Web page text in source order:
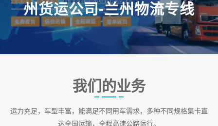
州货运公司-兰州物流专线
我们的业务
运力充足，车型丰富，能满足不同用车需求，多种不同规格集卡直
达全国运输，全程高速公路运行。